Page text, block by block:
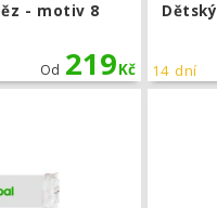
- motiv 8
Od 219Kč 14 dní